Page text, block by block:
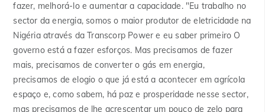
fazer, melhorá-lo e aumentar a capacidade. "Eu trabalho no
sector da energia, somos o maior produtor de eletricidade na
Nigéria através da Transcorp Power e eu saber primeiro O
governo está a fazer esforços. Mas precisamos de fazer
mais, precisamos de converter o gás em energia,
precisamos deelogio o que já está a acontecer emagrícola
espaço e, como sabem, há paz e prosperidade nesse sector,
mas precisamos de lhe acrescentar um pouco de zelo para